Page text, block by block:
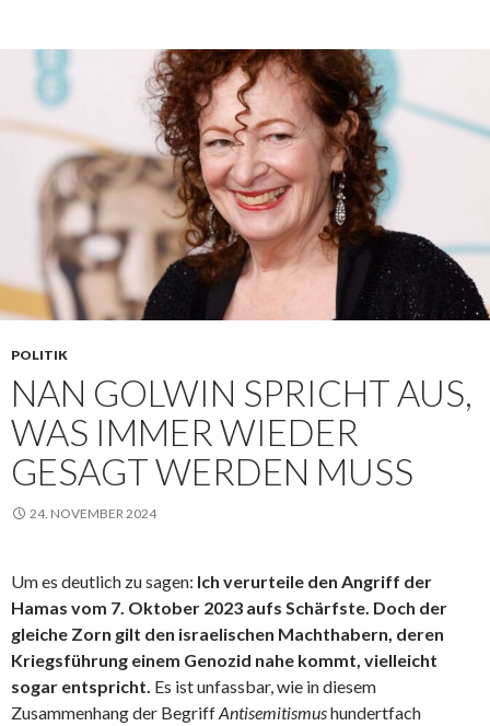
POLITIK
NAN GOLWIN SPRICHT AUS,
WAS IMMER WIEDER
GESAGT WERDEN MUSS
24. NOVEMBER 2024
Um es deutlich zu sagen: Ich verurteile den Angriff der
Hamas vom 7. Oktober 2023 aufs Schärfste. Doch der
gleiche Zorn gilt den israelischen Machthabern, deren
Kriegsführung einem Genozid nahe kommt, vielleicht
sogar entspricht. Es ist unfassbar, wie in diesem
Zusammenhang der BegriffAntisemitismushundertfach